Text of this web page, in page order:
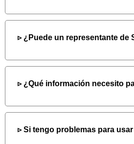
¿Puede un representante de
¿Qué información necesito
Si tengo problemas para